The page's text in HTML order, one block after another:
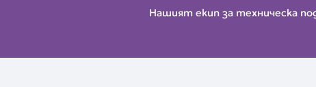
Нашият екип за техническа